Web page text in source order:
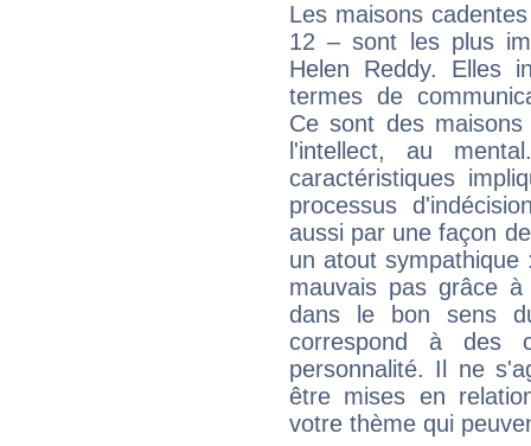
Les maisons
12 – sont les plus
Helen Reddy. Elles
termes de
Ce sont des
l'intellect, au
caractéristiques
processus
aussi par une façon
un atout
mauvais pas grâce
dans le bon sens
correspond à des
personnalité. Il ne
être mises en
votre thème qui